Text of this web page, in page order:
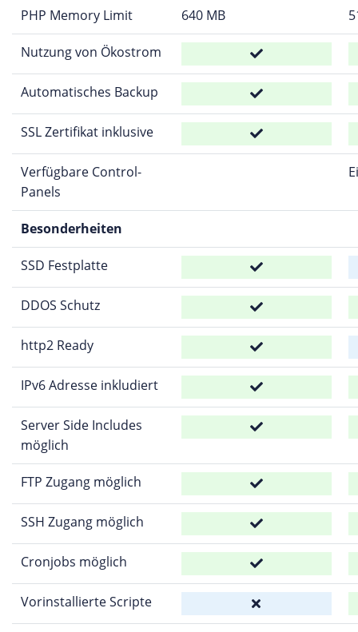
PHP Memory Limit 640 MB
Nutzung von Ökostrom
Automatisches Backup
SSL Zertifikat inklusive
Verfügbare Control-
Panels
Besonderheiten
SSD Festplatte
DDOS Schutz
http2 Ready
IPv6 Adresse inkludiert
Server Side Includes
möglich
FTP Zugang möglich
SSH Zugang möglich
Cronjobs möglich
Vorinstallierte Scripte